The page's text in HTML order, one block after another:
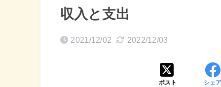
収入と支出
2021/12/02 2022/12/03
ポスト シェ